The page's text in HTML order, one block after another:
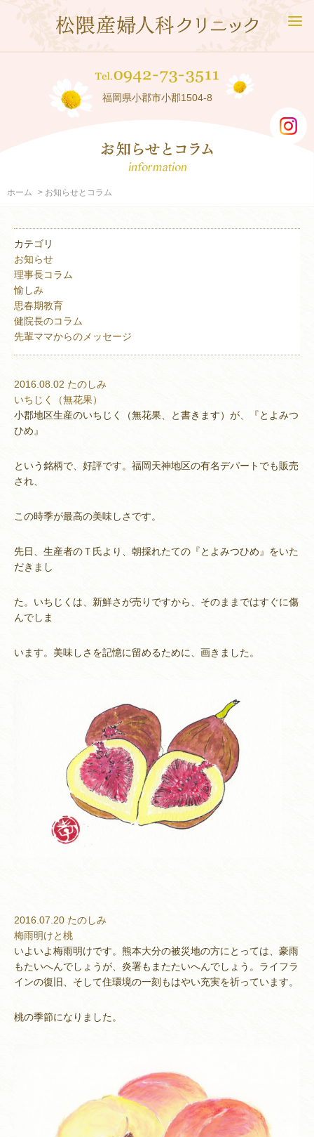
福岡県小郡市小郡1504-8
ホーム お知らせとコラム
カテゴリ
お知らせ
理事長コラム
愉しみ
思春期教育
健院長のコラム
先輩ママからのメッセージ
2016.08.02 たのしみ
いちじく（無花果）
小郡地区生産のいちじく（無花果、と書きます）が、『とよみつ
ひめ』
という銘柄で、好評です。福岡天神地区の有名デパートでも販売
され、
この時季が最高の美味しさです。
先日、生産者のＴ氏より、朝採れたての『とよみつひめ』をいた
だきまし
た。いちじくは、新鮮さが売りですから、そのままではすぐに傷
んでしま
います。美味しさを記憶に留めるために、画きました。
2016.07.20 たのしみ
梅雨明けと桃
いよいよ梅雨明けです。熊本大分の被災地の方にとっては、豪雨
もたいへんでしょうが、炎署もまたたいへんでしょう。ライフラ
インの復旧、そして住環境の一刻もはやい充実を祈っています。
桃の季節になりました。